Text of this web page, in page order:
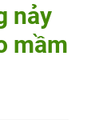
nảy
mầm